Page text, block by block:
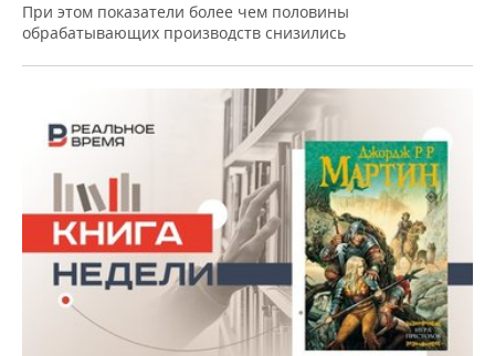
При этом показатели более чем половины
обрабатывающих производств снизились